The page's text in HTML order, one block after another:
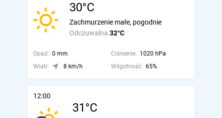
30°C
Odczuwalna 32°C
Zachmurzenie małe, pogodnie
Opad: 0 mm Ciśnienie: 1020 hPa
Wiatr:
8 km/h Wilgotność: 65%
12:00
31°C